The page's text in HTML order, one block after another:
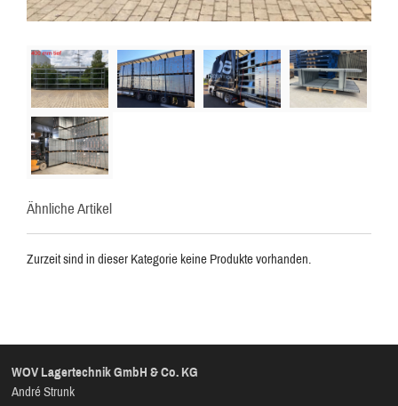
Ähnliche Artikel
Zurzeit sind in dieser Kategorie keine Produkte vorhanden.
WOV Lagertechnik GmbH & Co. KG
André Strunk